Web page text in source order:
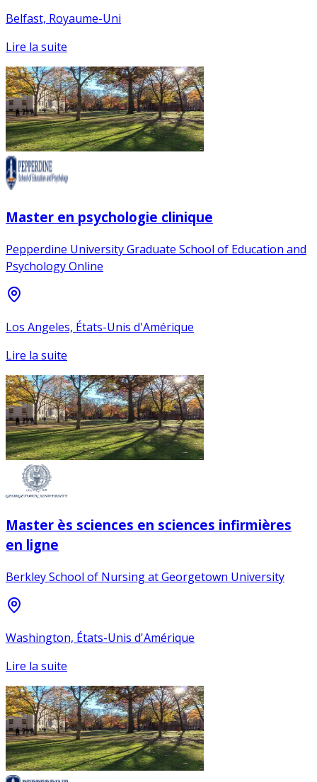
Belfast, Royaume-Uni
Lire la suite
Master en psychologie clinique
Pepperdine University Graduate School of Education and
Psychology Online
Los Angeles, États-Unis d'Amérique
Lire la suite
Master ès sciences en sciences infirmières
en ligne
Berkley School of Nursing at Georgetown University
Washington, États-Unis d'Amérique
Lire la suite